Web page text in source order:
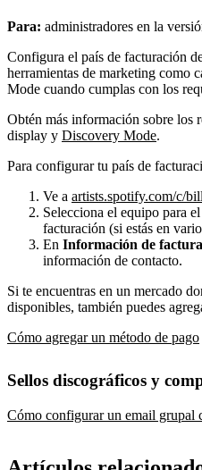
Para: administradores en la
Configura el país de facturación
herramientas de marketing como
Mode cuando cumplas con los
Obtén más información sobre los
display y Discovery Mode.
Para configurar tu país de
Ve a artists.spotify.com/c/
Selecciona el equipo para
facturación (si estás en
En Información de
información de contacto.
Si te encuentras en un mercado
disponibles, también puedes
Cómo agregar un método de pago
Sellos discográficos y
Cómo configurar un email grupal